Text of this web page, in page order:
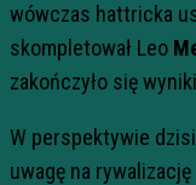
wówczas hattricka
skompletował Leo
zakończyło się
W perspektywie
uwagę na